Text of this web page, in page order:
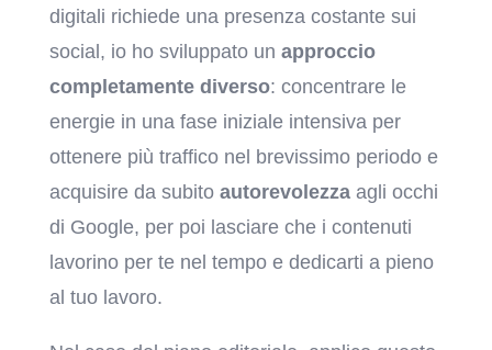
digitali richiede una presenza costante sui
social, io ho sviluppato un approccio
completamente diverso: concentrare le
energie in una fase iniziale intensiva per
ottenere più traffico nel brevissimo periodo e
acquisire da subito autorevolezzaagli occhi
di Google, per poi lasciare che i contenuti
lavorino per te nel tempo e dedicarti a pieno
al tuo lavoro.